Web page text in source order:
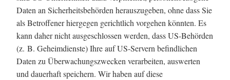
Daten an Sicherheitsbehörden herauszugeben, ohne dass Sie
als Betroffener hiergegen gerichtlich vorgehen könnten. Es
kann daher nicht ausgeschlossen werden, dass US-Behörden
(z. B. Geheimdienste) Ihre auf US-Servern befindlichen
Daten zu Überwachungszwecken verarbeiten, auswerten
und dauerhaft speichern. Wir haben auf diese